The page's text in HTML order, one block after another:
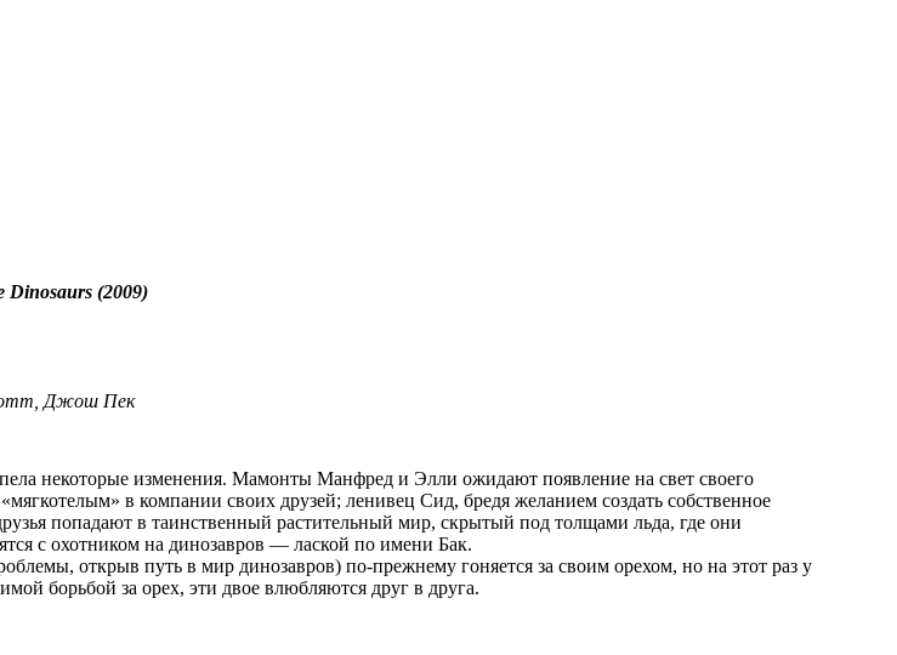
Dinosaurs (2009)
Джош Пек
в компании своих друзей; ленивец Сид, бредя желанием создать собственное
попадают в таинственный растительный мир, скрытый под толщами льда, где они
с охотником на динозавров — лаской по имени Бак.
открыв путь в мир динозавров) по-прежнему гоняется за своим орехом, но на этот раз у
борьбой за орех, эти двое влюбляются друг в друга.